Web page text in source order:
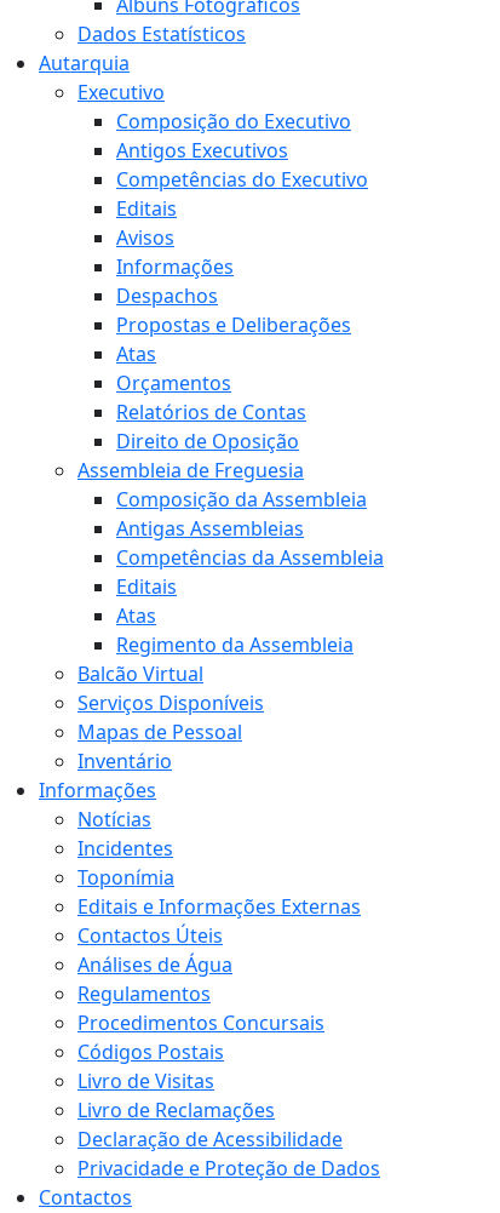
Álbuns Fotográficos
Dados Estatísticos
Autarquia
Executivo
Composição do Executivo
Antigos Executivos
Competências do Executivo
Editais
Avisos
Informações
Despachos
Propostas e Deliberações
Atas
Orçamentos
Relatórios de Contas
Direito de Oposição
Assembleia de Freguesia
Composição da Assembleia
Antigas Assembleias
Competências da Assembleia
Editais
Atas
Regimento da Assembleia
Balcão Virtual
Serviços Disponíveis
Mapas de Pessoal
Inventário
Informações
Notícias
Incidentes
Toponímia
Editais e Informações Externas
Contactos Úteis
Análises de Água
Regulamentos
Procedimentos Concursais
Códigos Postais
Livro de Visitas
Livro de Reclamações
Declaração de Acessibilidade
Privacidade e Proteção de Dados
Contactos